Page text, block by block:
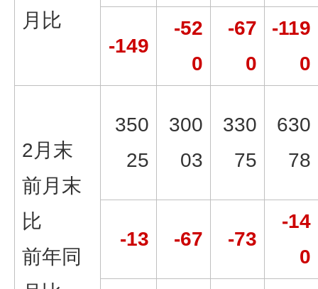
月比
-149
-52
0
-67
0
-119
0
2月末
前月末
比
前年同
350
25
300
03
330
75
630
78
-13 -67 -73
-14
0